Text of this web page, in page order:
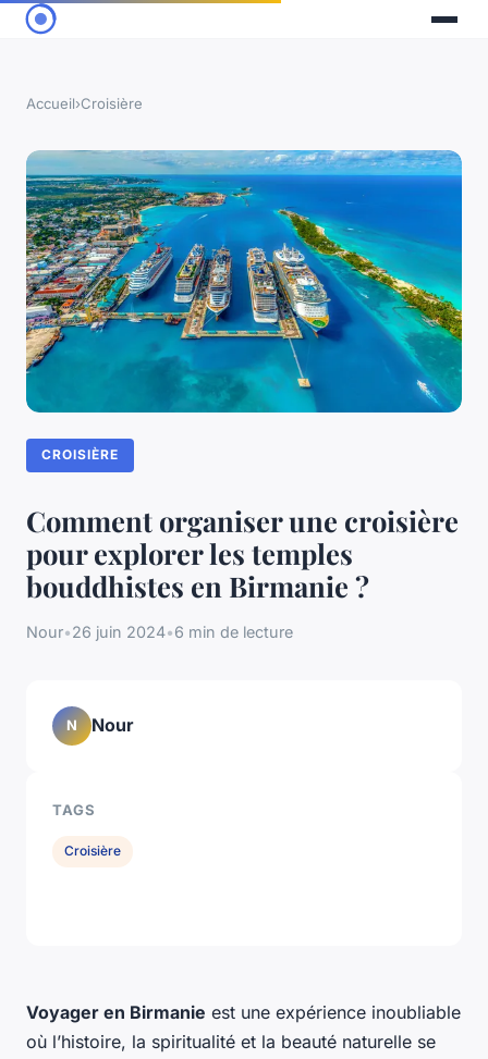
Accueil›Croisière
CROISIÈRE
Comment organiser une croisière
pour explorer les temples
bouddhistes en Birmanie ?
Nour•26 juin 2024•6 min de lecture
Voyager en Birmanie est une expérience inoubliable
où l’histoire, la spiritualité et la beauté naturelle se
N Nour
TAGS
Croisière